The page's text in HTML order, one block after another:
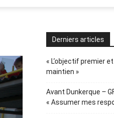
Derniers articles
« L’objectif premier
maintien »
Avant Dunkerque –
« Assumer mes